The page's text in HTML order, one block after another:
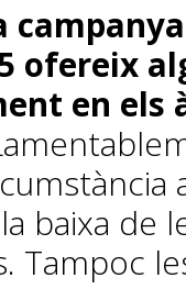
ofereix
en els
baixa de
Tampoc